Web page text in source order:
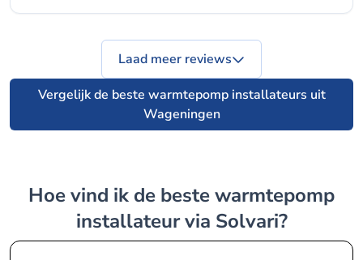
Vergelijk de beste warmtepomp installateurs uit
Wageningen
Laad meer reviews
Hoe vind ik de beste warmtepomp
installateur via Solvari?